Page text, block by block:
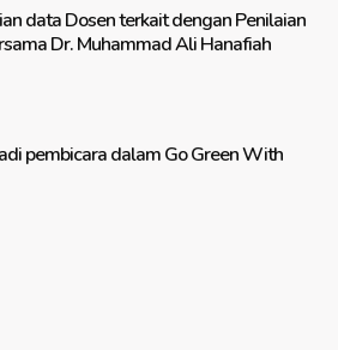
data Dosen terkait dengan Penilaian
Dr. Muhammad Ali Hanafiah
pembicara dalam Go Green With